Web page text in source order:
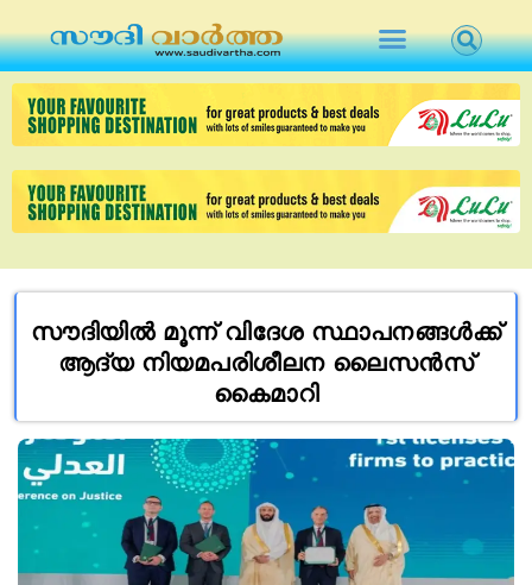
സൗദിയിൽ മൂന്ന് വിദേശ സ്ഥാപനങ്ങൾക്ക്
ആദ്യ നിയമപരിശീലന ലൈസൻസ്
കൈമാറി